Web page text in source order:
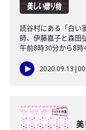
読谷村にある「白い
師、伊藤嘉子と森田
午前8時30分から8時
2020.09.13 |
美